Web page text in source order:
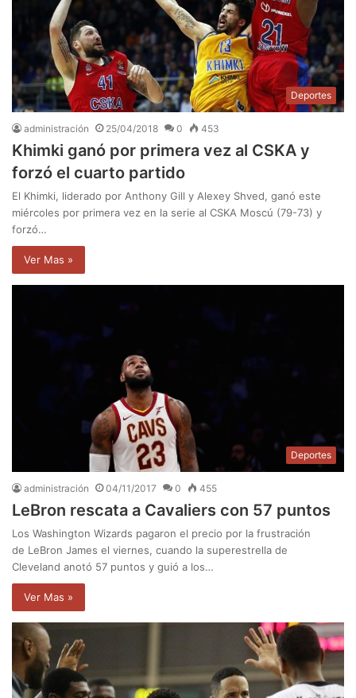
Deportes
administración 25/04/2018 0 453
Khimki ganó por primera vez al CSKA y
forzó el cuarto partido
El Khimki, liderado por Anthony Gill y Alexey Shved, ganó este
miércoles por primera vez en la serie al CSKA Moscú (79-73) y
forzó…
Ver Mas »
Deportes
administración 04/11/2017 0 455
LeBron rescata a Cavaliers con 57 puntos
Los Washington Wizards pagaron el precio por la frustración
de LeBron James el viernes, cuando la superestrella de
Cleveland anotó 57 puntos y guió a los…
Ver Mas »